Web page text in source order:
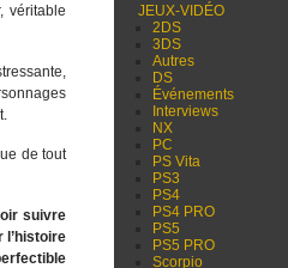
véritable
de tout
suivre
l’histoire
JEUX-VIDÉO
2DS
3DS
Autres
DS
Événements
Interviews
NX
PC
PS Vita
PS3
PS4
PS4 PRO
PS5
PS5 PRO
Scorpio